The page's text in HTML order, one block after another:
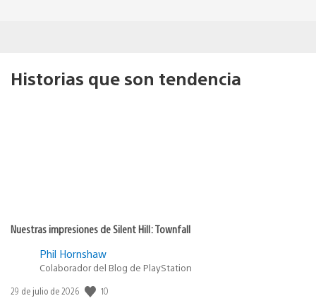
Historias que son tendencia
Nuestras impresiones de Silent Hill: Townfall
Phil Hornshaw
Colaborador del Blog de PlayStation
Fecha
29 de julio de 2026 10